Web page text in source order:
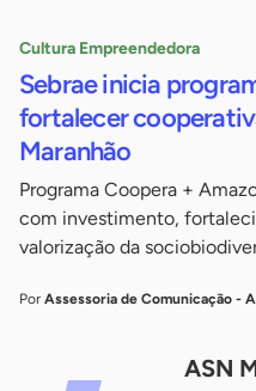
Cultura Empreendedora
Sebrae inicia
fortalecer
Maranhão
Programa Coopera +
com investimento,
valorização da
Por Assessoria de Comunicação -
ASN